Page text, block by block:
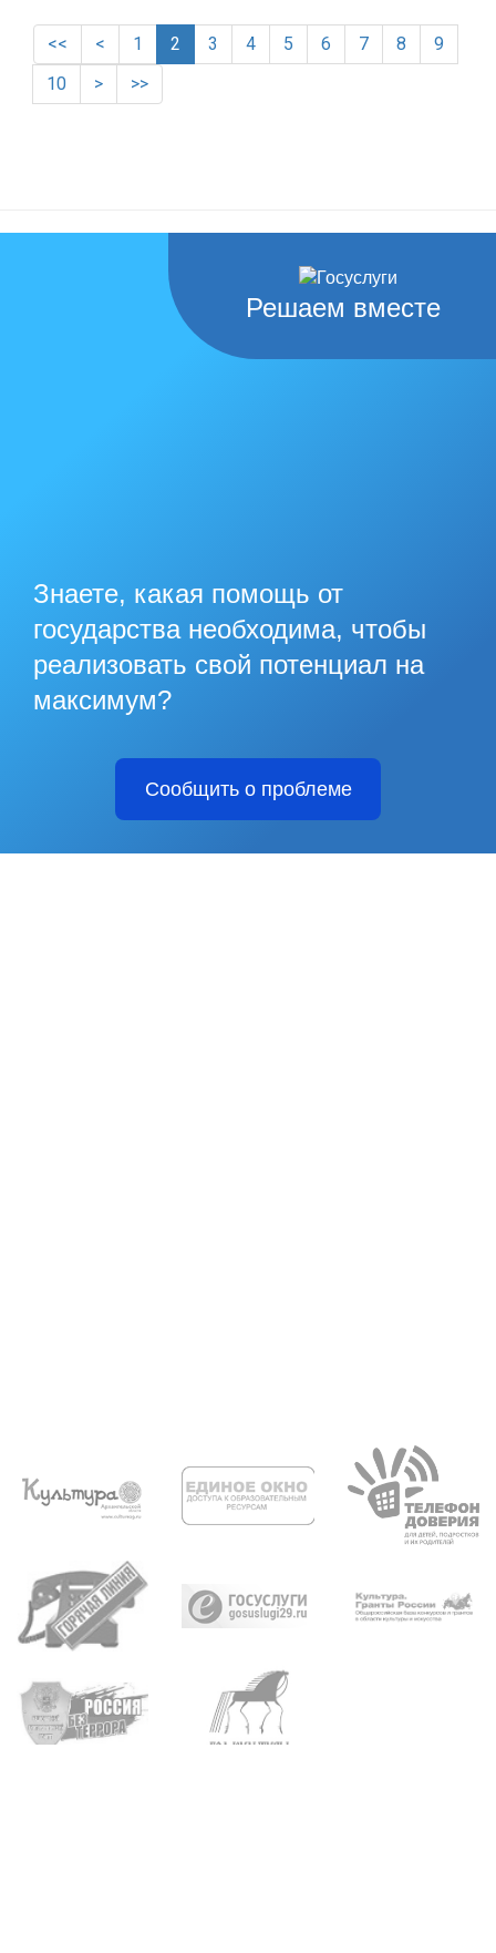
<< < 1 2 3 4 5 6 7 8
9
10
> >>
Решаем вместе
Знаете, какая помощь от
государства необходима, чтобы
реализовать свой потенциал на
максимум?
Сообщить о проблеме